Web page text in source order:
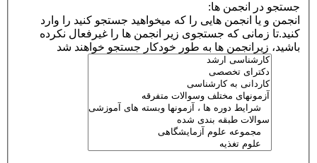
جستجو در انجمن ها:
انجمن و یا انجمن هایی را که میخواهید جستجو کنید را وارد
کنید.تا زمانی که جستجوی زیر انجمن ها را غیرفعال نکرده
باشید، زیرانجمن ها به طور خودکار جستجو خواهند شد